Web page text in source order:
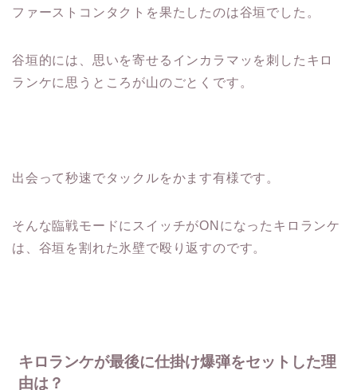
ファーストコンタクトを果たしたのは谷垣でした。
谷垣的には、思いを寄せるインカラマッを刺したキロ
ランケに思うところが山のごとくです。
出会って秒速でタックルをかます有様です。
そんな臨戦モードにスイッチがONになったキロランケ
は、谷垣を割れた氷壁で殴り返すのです。
キロランケが最後に仕掛け爆弾をセットした理
由は？